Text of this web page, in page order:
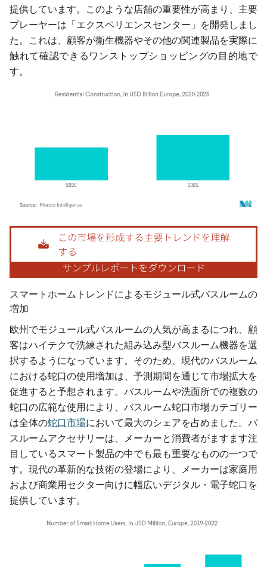
提供しています。このような店舗の重要性が高まり、主要
プレーヤーは「エクスペリエンスセンター」を開発しまし
た。これは、顧客が衛生機器やその他の関連製品を実際に
触れて確認できるワンストップショッピングの目的地で
す。
画像 © Mordor Intelligence。再利用にはCC BY 4.0の表示が必要です。
スマートホームトレンドによるモジュール式バスルームの
増加
欧州でモジュール式バスルームの人気が高まるにつれ、顧
客はハイテクで洗練された組み込み型バスルーム機器を選
択するようになっています。そのため、現代のバスルーム
における蛇口の使用増加は、予測期間を通じて市場拡大を
促進すると予想されます。バスルームや洗面所での複数の
蛇口の広範な使用により、バスルーム蛇口市場カテゴリー
は全体の蛇口市場において最大のシェアを占めました。バ
スルームアクセサリーは、メーカーと消費者がますます注
目しているスマート製品の中でも最も重要なものの一つで
す。現代の革新的な技術の登場により、メーカーは家庭用
および商業用セクター向けに幅広いデジタル・電子蛇口を
提供しています。